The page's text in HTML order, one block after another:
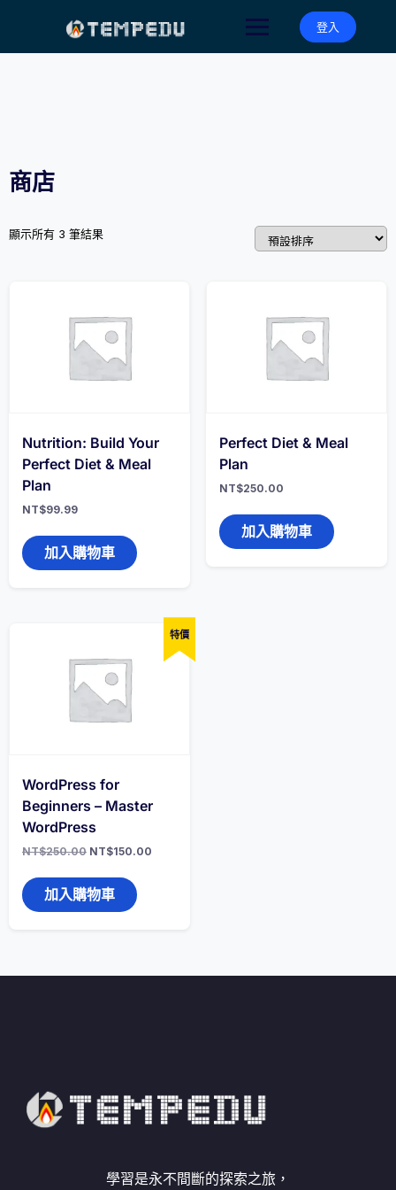
登入
商店
顯示所有 3 筆結果
Nutrition: Build Your
Perfect Diet & Meal
Plan
NT$99.99
加入購物車
Perfect Diet & Meal
Plan
NT$250.00
加入購物車
特價
WordPress for
Beginners – Master
WordPress
NT$250.00 原
價
格：
NT$250.00。
NT$150.00
加入購物車
學習是永不間斷的探索之旅，